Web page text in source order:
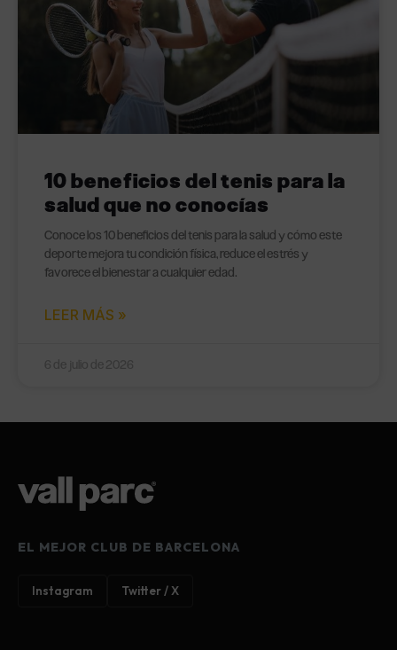
10 beneficios del tenis para la
salud que no conocías
Conoce los 10 beneficios del tenis para la salud y cómo este
deporte mejora tu condición física, reduce el estrés y
favorece el bienestar a cualquier edad.
LEER MÁS »
EL MEJOR CLUB DE BARCELONA
Instagram Twitter / X